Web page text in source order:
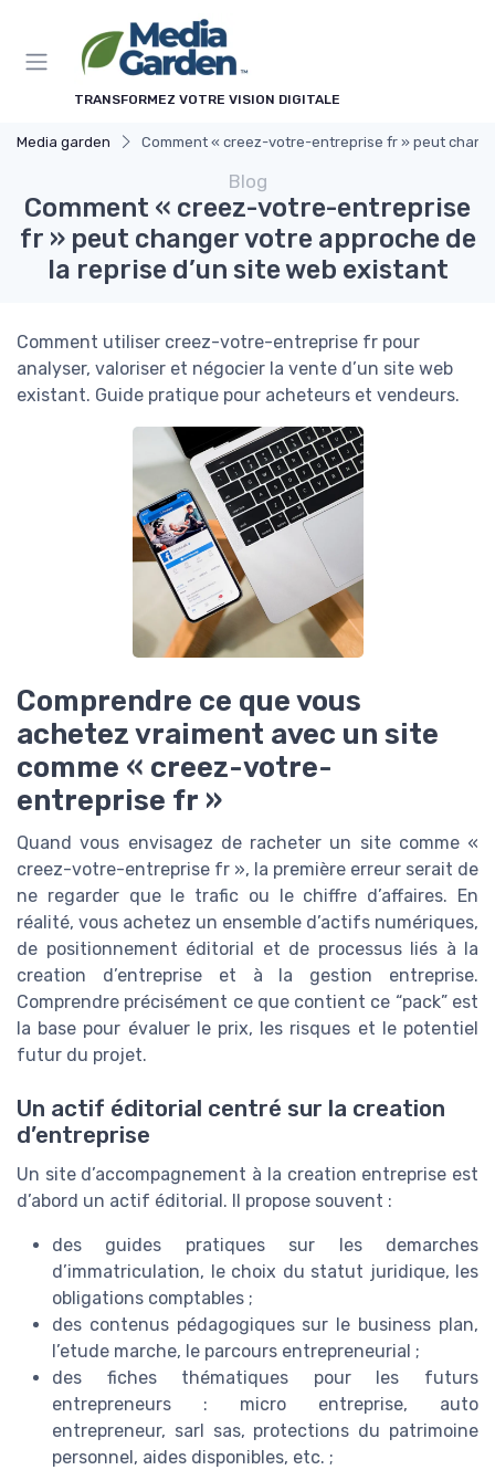
TRANSFORMEZ VOTRE VISION DIGITALE
Media garden Comment « creez-votre-entreprise fr » peut
Blog
Comment « creez-votre-entreprise
fr » peut changer votre approche de
la reprise d’un site web existant
Comment utiliser creez-votre-entreprise fr pour
analyser, valoriser et négocier la vente d’un site web
existant. Guide pratique pour acheteurs et vendeurs.
Comprendre ce que vous
achetez vraiment avec un site
comme « creez-votre-
entreprise fr »
Quand vous envisagez de racheter un site comme «
creez-votre-entreprise fr », la première erreur serait de
ne regarder que le trafic ou le chiffre d’affaires. En
réalité, vous achetez un ensemble d’actifs numériques,
de positionnement éditorial et de processus liés à la
creation d’entreprise et à la gestion entreprise.
Comprendre précisément ce que contient ce “pack” est
la base pour évaluer le prix, les risques et le potentiel
futur du projet.
Un actif éditorial centré sur la creation
d’entreprise
Un site d’accompagnement à la creation entreprise est
d’abord un actif éditorial. Il propose souvent :
des guides pratiques sur les demarches
d’immatriculation, le choix du statut juridique, les
obligations comptables ;
des contenus pédagogiques sur le business plan,
l’etude marche, le parcours entrepreneurial ;
des fiches thématiques pour les futurs
entrepreneurs : micro entreprise, auto
entrepreneur, sarl sas, protections du patrimoine
personnel, aides disponibles, etc. ;